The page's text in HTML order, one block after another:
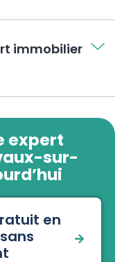
immobilier
expert
sur-
en